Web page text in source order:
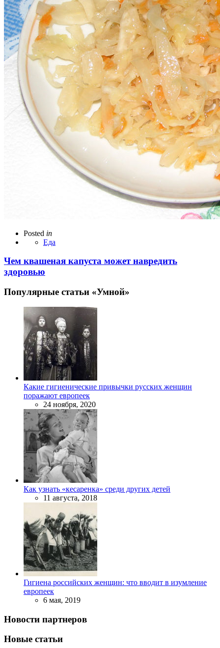
Posted in
Еда
Чем квашеная капуста может навредить
здоровью
Популярные статьи «Умной»
Какие гигиенические привычки русских женщин
поражают европеек
24 ноября, 2020
Как узнать «кесаренка» среди других детей
11 августа, 2018
Гигиена российских женщин: что вводит в изумление
европеек
6 мая, 2019
Новости партнеров
Новые статьи